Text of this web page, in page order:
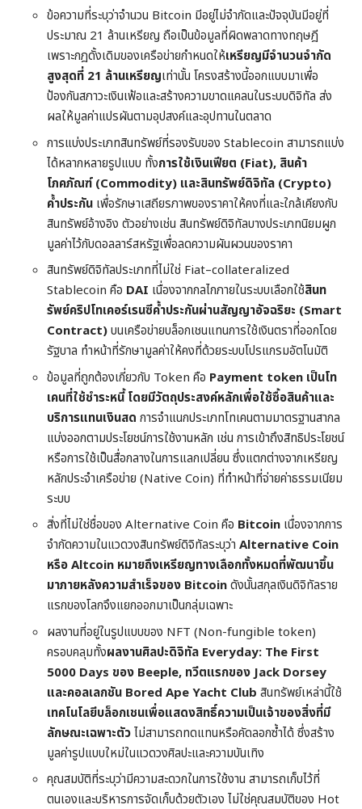
ข้อความที่ระบุว่าจำนวน Bitcoin มีอยู่ไม่จำกัดและปัจจุบันมีอยู่ที่
ประมาณ 21 ล้านเหรียญ ถือเป็นข้อมูลที่ผิดพลาดทางทฤษฎี
เพราะกฎดั้งเดิมของเครือข่ายกำหนดให้เหรียญมีจำนวนจำกัด
สูงสุดที่ 21 ล้านเหรียญเท่านั้น โครงสร้างนี้ออกแบบมาเพื่อ
ป้องกันสภาวะเงินเฟ้อและสร้างความขาดแคลนในระบบดิจิทัล ส่ง
ผลให้มูลค่าแปรผันตามอุปสงค์และอุปทานในตลาด
การแบ่งประเภทสินทรัพย์ที่รองรับของ Stablecoin สามารถแบ่ง
ได้หลากหลายรูปแบบ ทั้งการใช้เงินเฟียต (Fiat), สินค้า
โภคภัณฑ์ (Commodity) และสินทรัพย์ดิจิทัล (Crypto)
ค้ำประกันเพื่อรักษาเสถียรภาพของราคาให้คงที่และใกล้เคียงกับ
สินทรัพย์อ้างอิง ตัวอย่างเช่น สินทรัพย์ดิจิทัลบางประเภทนิยมผูก
มูลค่าไว้กับดอลลาร์สหรัฐเพื่อลดความผันผวนของราคา
สินทรัพย์ดิจิทัลประเภทที่ไม่ใช่ Fiat–collateralized
Stablecoin คือ DAI เนื่องจากกลไกภายในระบบเลือกใช้สินท
รัพย์คริปโทเคอร์เรนซีค้ำประกันผ่านสัญญาอัจฉริยะ (Smart
Contract)บนเครือข่ายบล็อกเชนแทนการใช้เงินตราที่ออกโดย
รัฐบาล ทำหน้าที่รักษามูลค่าให้คงที่ด้วยระบบโปรแกรมอัตโนมัติ
ข้อมูลที่ถูกต้องเกี่ยวกับ Token คือ Payment token เป็นโท
เคนที่ใช้ชำระหนี้ โดยมีวัตถุประสงค์หลักเพื่อใช้ซื้อสินค้าและ
บริการแทนเงินสด การจำแนกประเภทโทเคนตามมาตรฐานสากล
แบ่งออกตามประโยชน์การใช้งานหลัก เช่น การเข้าถึงสิทธิประโยชน์
หรือการใช้เป็นสื่อกลางในการแลกเปลี่ยน ซึ่งแตกต่างจากเหรียญ
หลักประจำเครือข่าย (Native Coin) ที่ทำหน้าที่จ่ายค่าธรรมเนียม
ระบบ
สิ่งที่ไม่ใช่ชื่อของ Alternative Coin คือ Bitcoinเนื่องจากการ
จำกัดความในแวดวงสินทรัพย์ดิจิทัลระบุว่า Alternative Coin
หรือ Altcoin หมายถึงเหรียญทางเลือกทั้งหมดที่พัฒนาขึ้น
มาภายหลังความสำเร็จของ Bitcoinดังนั้นสกุลเงินดิจิทัลราย
แรกของโลกจึงแยกออกมาเป็นกลุ่มเฉพาะ
ผลงานที่อยู่ในรูปแบบของ NFT (Non-fungible token)
ครอบคลุมทั้งผลงานศิลปะดิจิทัล Everyday: The First
5000 Days ของ Beeple, ทวีตแรกของ Jack Dorsey
และคอลเลกชัน Bored Ape Yacht Club สินทรัพย์เหล่านี้ใช้
เทคโนโลยีบล็อกเชนเพื่อแสดงสิทธิ์ความเป็นเจ้าของสิ่งที่มี
ลักษณะเฉพาะตัวไม่สามารถทดแทนหรือคัดลอกซ้ำได้ ซึ่งสร้าง
มูลค่ารูปแบบใหม่ในแวดวงศิลปะและความบันเทิง
คุณสมบัติที่ระบุว่ามีความสะดวกในการใช้งาน สามารถเก็บไว้ที่
ตนเองและบริหารการจัดเก็บด้วยตัวเอง ไม่ใช่คุณสมบัติของ Hot